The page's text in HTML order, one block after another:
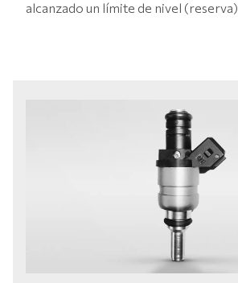
alcanzado un límite de nivel (reserva).